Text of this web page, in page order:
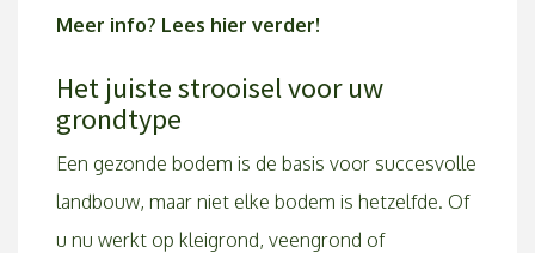
Meer info? Lees hier verder!
Het juiste strooisel voor uw
grondtype
Een gezonde bodem is de basis voor succesvolle
landbouw, maar niet elke bodem is hetzelfde. Of
u nu werkt op kleigrond, veengrond of